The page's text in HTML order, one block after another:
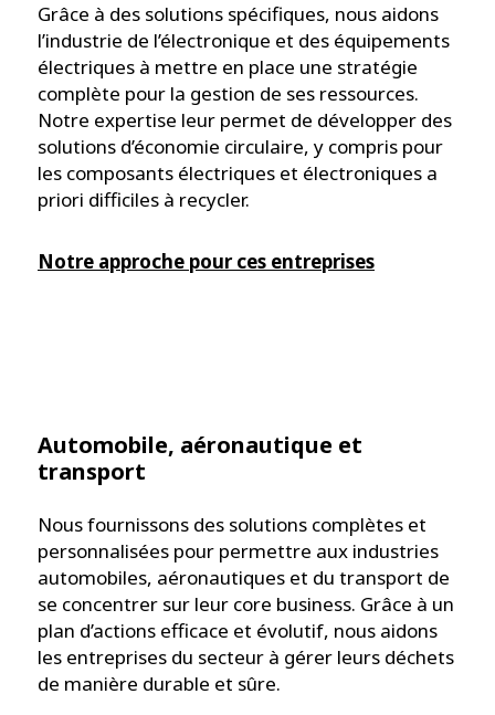
Grâce à des solutions spécifiques, nous aidons
l’industrie de l’électronique et des équipements
électriques à mettre en place une stratégie
complète pour la gestion de ses ressources.
Notre expertise leur permet de développer des
solutions d’économie circulaire, y compris pour
les composants électriques et électroniques a
priori difficiles à recycler.
Notre approche pour ces entreprises
Automobile, aéronautique et
transport
Nous fournissons des solutions complètes et
personnalisées pour permettre aux industries
automobiles, aéronautiques et du transport de
se concentrer sur leur core business. Grâce à un
plan d’actions efficace et évolutif, nous aidons
les entreprises du secteur à gérer leurs déchets
de manière durable et sûre.